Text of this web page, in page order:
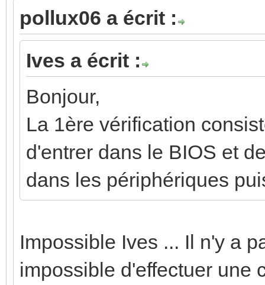
pollux06 a écrit :
Ives a écrit :
Bonjour,
La 1ère vérification
d'entrer dans le BIOS et
dans les périphériques
Impossible Ives ... Il n'y a
impossible d'effectuer une